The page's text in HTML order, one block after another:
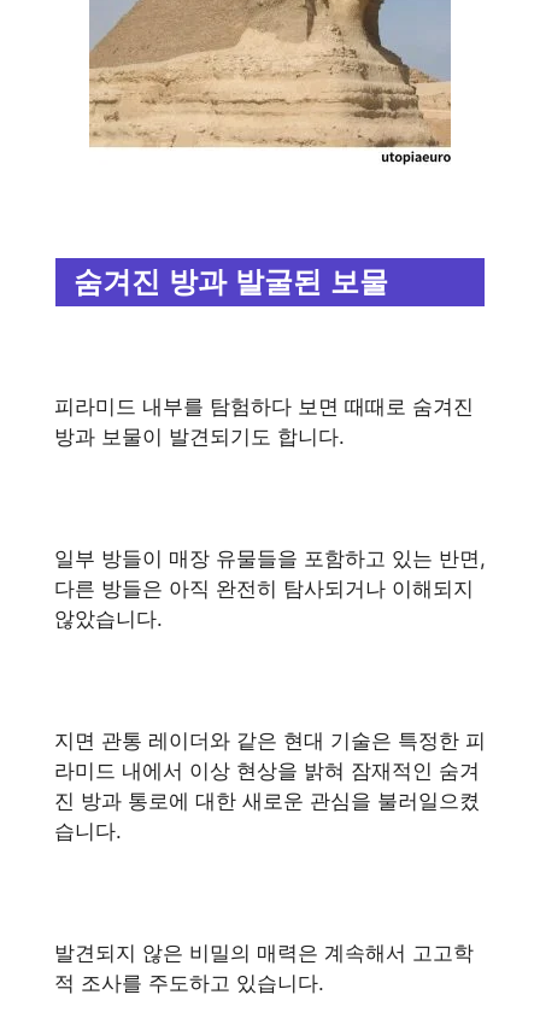
숨겨진 방과 발굴된 보물
피라미드 내부를 탐험하다 보면 때때로 숨겨진
방과 보물이 발견되기도 합니다.
일부 방들이 매장 유물들을 포함하고 있는 반면,
다른 방들은 아직 완전히 탐사되거나 이해되지
않았습니다.
지면 관통 레이더와 같은 현대 기술은 특정한 피
라미드 내에서 이상 현상을 밝혀 잠재적인 숨겨
진 방과 통로에 대한 새로운 관심을 불러일으켰
습니다.
발견되지 않은 비밀의 매력은 계속해서 고고학
적 조사를 주도하고 있습니다.